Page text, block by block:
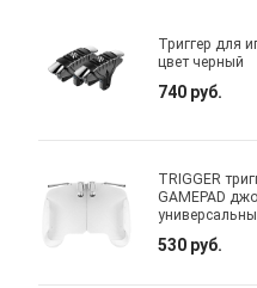
Триггер для
цвет черный
740 руб.
TRIGGER
GAMEPAD
530 руб.